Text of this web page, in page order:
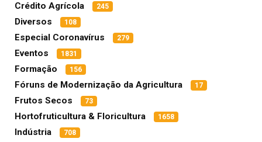
Crédito Agrícola 245
Diversos 108
Especial Coronavírus 279
Eventos 1831
Formação 156
Fóruns de Modernização da Agricultura 17
Frutos Secos 73
Hortofruticultura & Floricultura 1658
Indústria 708